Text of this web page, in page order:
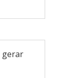
gerar